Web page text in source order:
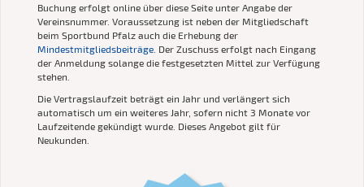
Buchung erfolgt online über diese Seite unter Angabe der
Vereinsnummer. Voraussetzung ist neben der Mitgliedschaft
beim Sportbund Pfalz auch die Erhebung der
Mindestmitgliedsbeiträge . Der Zuschuss erfolgt nach Eingang
der Anmeldung solange die festgesetzten Mittel zur Verfügung
stehen.
Die Vertragslaufzeit beträgt ein Jahr und verlängert sich
automatisch um ein weiteres Jahr, sofern nicht 3 Monate vor
Laufzeitende gekündigt wurde. Dieses Angebot gilt für
Neukunden.